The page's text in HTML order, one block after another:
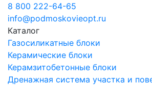
8 800 222-64-65
info@podmoskovieopt.ru
Каталог
Газосиликатные блоки
Керамические блоки
Керамзитобетонные блоки
Дренажная система участка и